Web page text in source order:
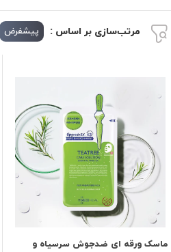
مرتب‌سازی بر اساس : پیشفرض
ماسک ورقه ای ضدجوش سرسیاه و